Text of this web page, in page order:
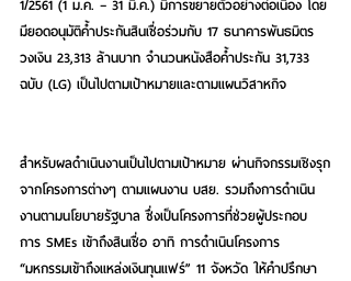
1/2561 (1 ม.ค. – 31 มี.ค.) มีการขยายตัวอย่างต่อเนื่อง โดย
มียอดอนุมัติค้ำประกันสินเชื่อร่วมกับ 17 ธนาคารพันธมิตร
วงเงิน 23,313 ล้านบาท จำนวนหนังสือค้ำประกัน 31,733
ฉบับ (LG) เป็นไปตามเป้าหมายและตามแผนวิสาหกิจ
สำหรับผลดำเนินงานเป็นไปตามเป้าหมาย ผ่านกิจกรรมเชิงรุก
จากโครงการต่างๆ ตามแผนงาน บสย. รวมถึงการดำเนิน
งานตามนโยบายรัฐบาล ซึ่งเป็นโครงการที่ช่วยผู้ประกอบ
การ SMEs เข้าถึงสินเชื่อ อาทิ การดำเนินโครงการ
“มหกรรมเข้าถึงแหล่งเงินทุนแฟร์” 11 จังหวัด ให้คำปรึกษา